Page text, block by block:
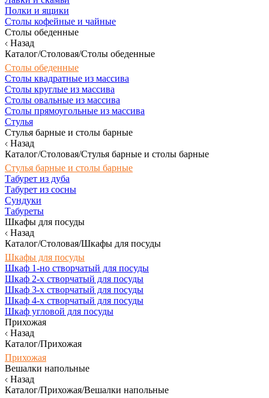
Полки и ящики
Столы кофейные и чайные
Столы обеденные
Назад
Каталог/Столовая/Столы обеденные
Столы обеденные
Столы квадратные из массива
Столы круглые из массива
Столы овальные из массива
Столы прямоугольные из массива
Стулья
Стулья барные и столы барные
Назад
Каталог/Столовая/Стулья барные и столы барные
Стулья барные и столы барные
Табурет из дуба
Табурет из сосны
Сундуки
Табуреты
Шкафы для посуды
Назад
Каталог/Столовая/Шкафы для посуды
Шкафы для посуды
Шкаф 1-но створчатый для посуды
Шкаф 2-х створчатый для посуды
Шкаф 3-х створчатый для посуды
Шкаф 4-х створчатый для посуды
Шкаф угловой для посуды
Прихожая
Назад
Каталог/Прихожая
Прихожая
Вешалки напольные
Назад
Каталог/Прихожая/Вешалки напольные